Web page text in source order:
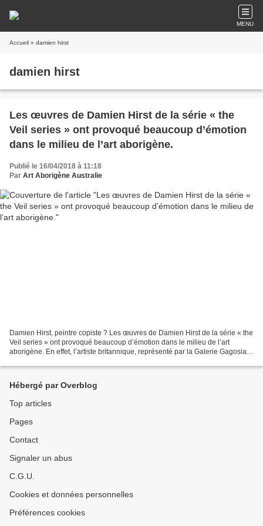
MENU
Accueil » damien hirst
damien hirst
Les œuvres de Damien Hirst de la série « the
Veil series » ont provoqué beaucoup d’émotion
dans le milieu de l’art aborigène.
Publié le 16/04/2018 à 11:18
Par Art Aborigène Australie
Damien Hirst, peintre copiste ? Les œuvres de Damien Hirst de la série « the
Veil series » ont provoqué beaucoup d’émotion dans le milieu de l’art
aborigène. En effet, l’artiste britannique, représenté par la Galerie Gagosian,
Hébergé par Overblog
Top articles
Pages
Contact
Signaler un abus
C.G.U.
Cookies et données personnelles
Préférences cookies